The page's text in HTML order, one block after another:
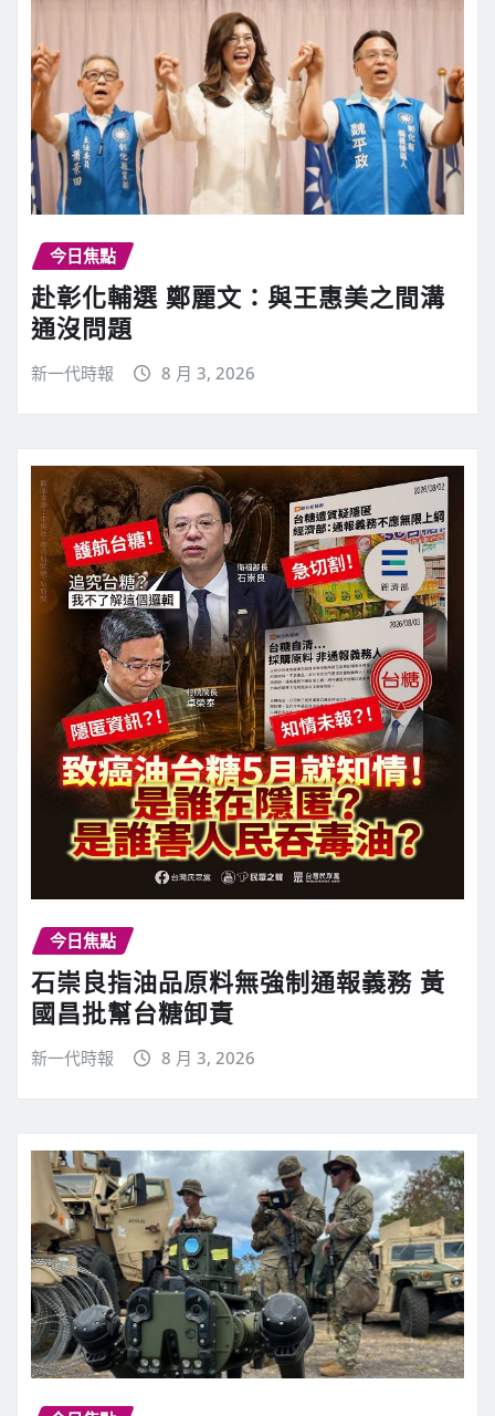
今日焦點
赴彰化輔選 鄭麗文：與王惠美之間溝
通沒問題
新一代時報 8 月 3, 2026
今日焦點
石崇良指油品原料無強制通報義務 黃
國昌批幫台糖卸責
新一代時報 8 月 3, 2026